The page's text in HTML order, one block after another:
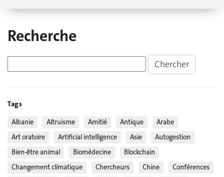
Recherche
Tags
Albanie Altruisme Amitié Antique
Arabe
Art oratoire
Artificial intelligence Asie
Autogestion
Bien-être animal
Biomédecine
Blockchain
Changement climatique
Chercheurs Chine
Conférences